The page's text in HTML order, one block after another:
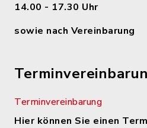
14.00 - 17.30 Uhr
sowie nach Vereinbarung
Terminvereinbarung
Hier können Sie einen